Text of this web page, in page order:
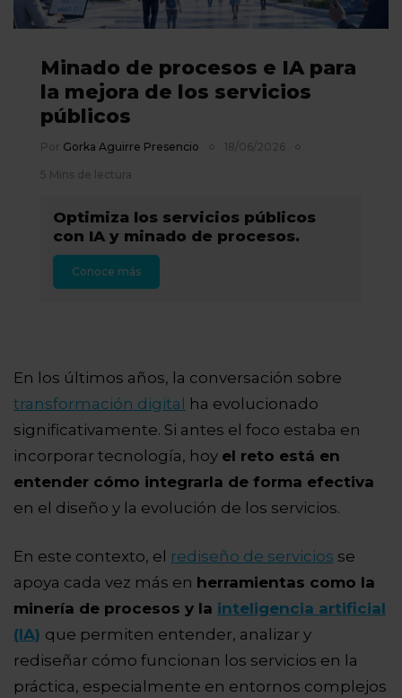
Minado de procesos e IA para
la mejora de los servicios
públicos
Por Gorka Aguirre Presencio 18/06/2026
5 Mins de lectura
Optimiza los servicios públicos
con IA y minado de procesos.
Conoce más
En los últimos años, la conversación sobre
transformación digital ha evolucionado
significativamente. Si antes el foco estaba en
incorporar tecnología, hoy el reto está en
entender cómo integrarla de forma efectiva
en el diseño y la evolución de los servicios.
En este contexto, el rediseño de servicios se
apoya cada vez más en herramientas como la
minería de procesos y la inteligencia artificial
(IA) que permiten entender, analizar y
rediseñar cómo funcionan los servicios en la
práctica, especialmente en entornos complejos